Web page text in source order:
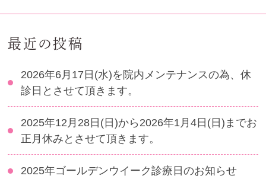
最近の投稿
2026年6月17日(水)を院内メンテナンスの為、休
診日とさせて頂きます。
2025年12月28日(日)から2026年1月4日(日)までお
正月休みとさせて頂きます。
2025年ゴールデンウイーク診療日のお知らせ